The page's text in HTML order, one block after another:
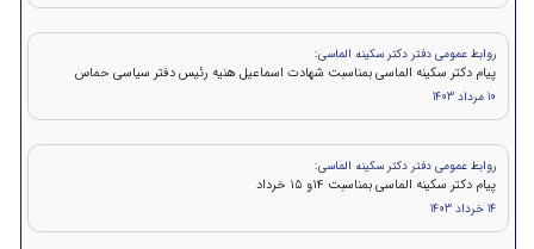
روابط عمومی دفتر دکتر سکینه الماسی:
پيام دكتر سكينه الماسی بمناسبت شهادت اسماعیل هنیه رئیس دفتر سیاسی حماس
10 مرداد 1403
روابط عمومی دفتر دکتر سکینه الماسی:
پيام دكتر سکینه الماسی بمناسبت ۱۴و ۱۵ خرداد
14 خرداد 1403